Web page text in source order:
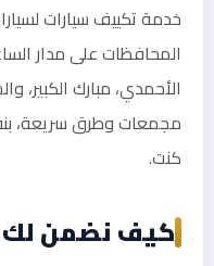
خدمة تكييف سيارات
المحافظات على مدار
الأحمدي، مبارك
مجمعات وطرق سريعة،
كنت.
كيف نضمن لك